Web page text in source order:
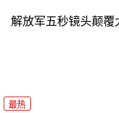
解放军五秒镜头颠覆
最热